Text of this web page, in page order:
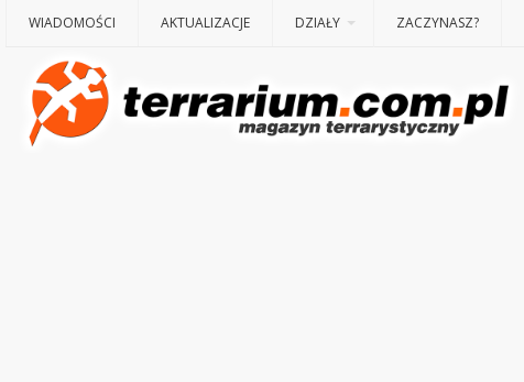
WIADOMOŚCI AKTUALIZACJE DZIAŁY ZACZYNASZ?